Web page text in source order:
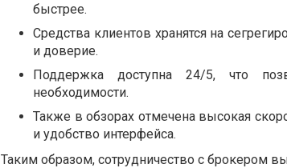
быстрее.
Средства клиентов хранятся на
и доверие.
Поддержка доступна 24/5, что
необходимости.
Также в обзорах отмечена высокая
и удобство интерфейса.
Таким образом, сотрудничество с брокером